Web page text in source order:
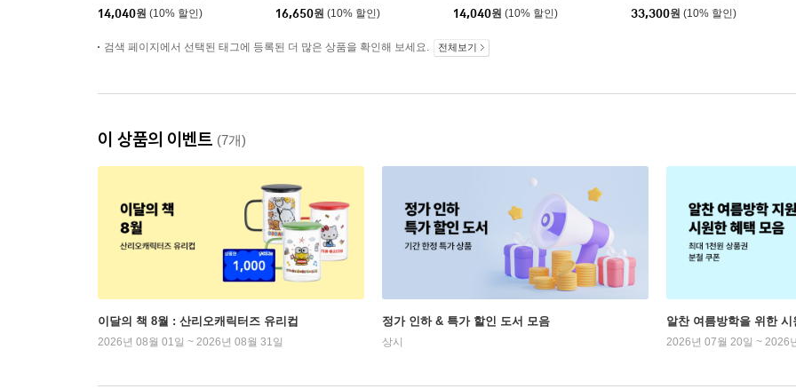
14,040원 (10% 할인)
16,650원 (10% 할인)
14,040원 (10% 할인)
33,300원 (10% 할인)
검색 페이지에서 선택된 태그에 등록된 더 많은 상품을 확인해 보세요. 전체보기
이 상품의 이벤트 (7개)
이달의 책 8월 : 산리오캐릭터즈 유리컵
2026년 08월 01일 ~ 2026년 08월 31일
정가 인하 & 특가 할인 도서 모음
상시
알찬 여름방학을 위한 시
2026년 07월 20일 ~ 2026